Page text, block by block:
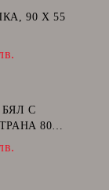
90 Х 55
БЯЛ С
80